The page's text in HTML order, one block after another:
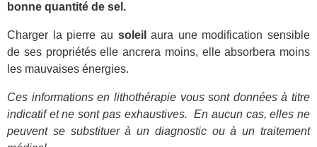
bonne quantité de sel.
Charger la pierre au soleil aura une modification sensible
de ses propriétés elle ancrera moins, elle absorbera moins
les mauvaises énergies.
Ces informations en lithothérapie vous sont données à titre
indicatif et ne sont pas exhaustives.En aucun cas, elles ne
peuvent se substituer à un diagnostic ou à un traitement